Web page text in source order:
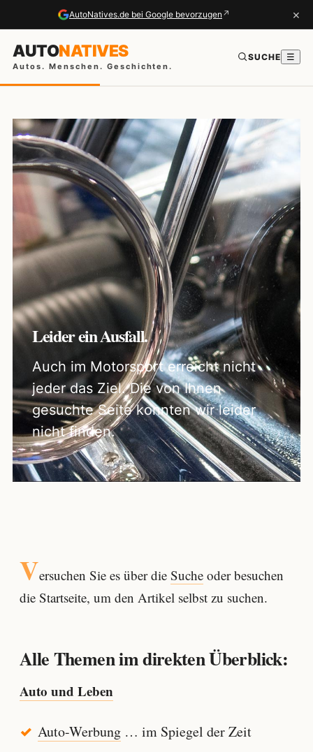
AutoNatives.de bei Google bevorzugen ↗ ×
AUTONATIVES
Autos. Menschen. Geschichten.
SUCHE ☰
Leider ein Ausfall.
Auch im Motorsport erreicht nicht
jeder das Ziel. Die von Ihnen
gesuchte Seite konnten wir leider
nicht finden.
Versuchen Sie es über die Sucheoder besuchen
die Startseite, um den Artikel selbst zu suchen.
Alle Themen im direkten Überblick:
Auto und Leben
Auto-Werbung… im Spiegel der Zeit